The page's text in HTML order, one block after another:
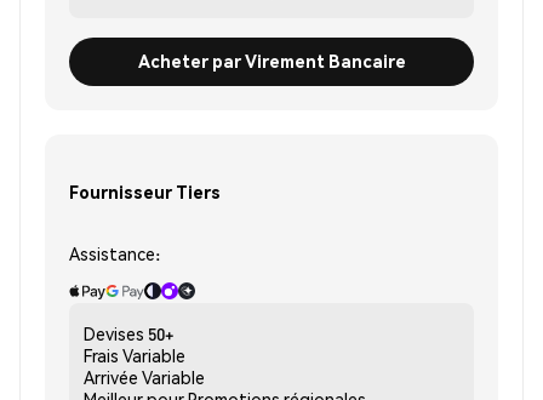
Acheter par Virement Bancaire
Fournisseur Tiers
Assistance:
Devises 50+
Frais Variable
Arrivée Variable